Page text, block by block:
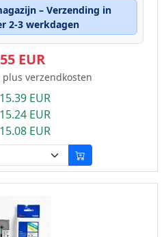
– Verzending in
2-3 werkdagen
EUR
plus verzendkosten
EUR
EUR
EUR